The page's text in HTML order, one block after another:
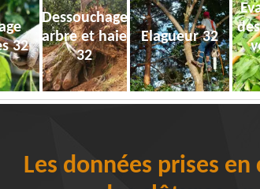
32
Dessouchage
arbre et haie
32
Elagueur 32
Les données prises